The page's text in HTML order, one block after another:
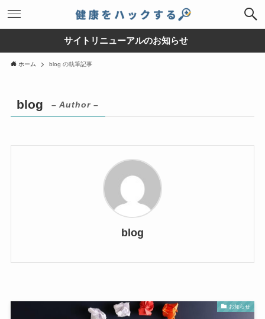
サイトリニューアルのお知らせ
ホーム blog の執筆記事
blog – Author –
blog
お知らせ